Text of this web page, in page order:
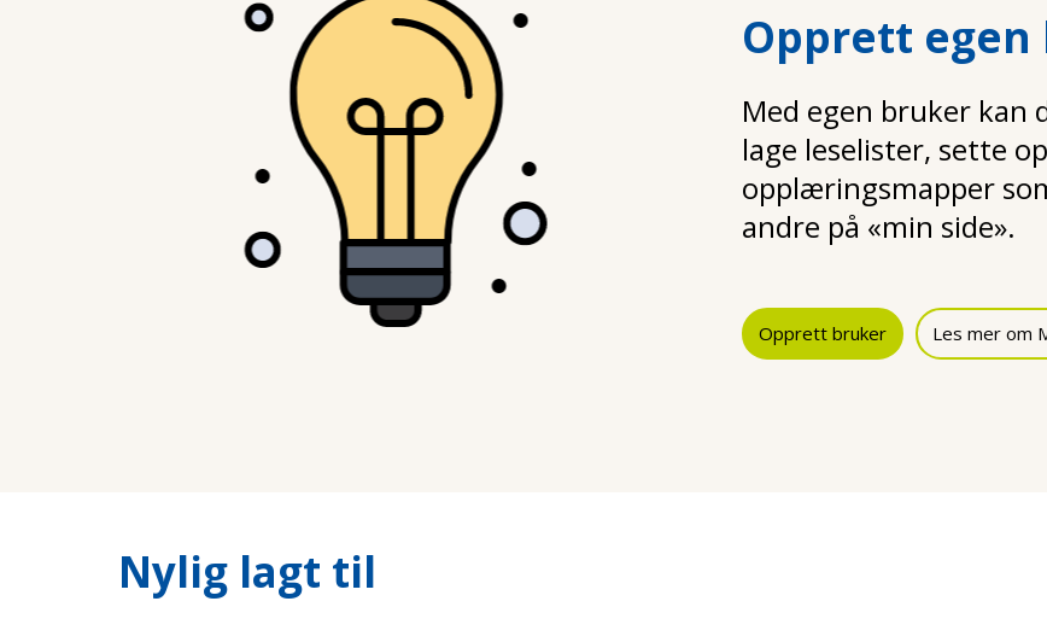
Opprett
Med egen bruker kan
lage leselister, sette
opplæringsmapper
andre på «min side».
Opprett bruker Les mer om
Nylig lagt til